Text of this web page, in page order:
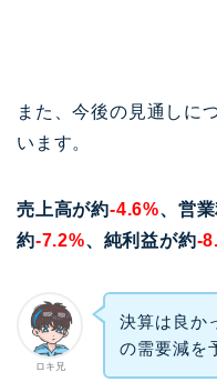
また、今後の見通しに
います。
売上高が約-4.6%、営
約-7.2%、純利益が約-
ロキ兄
決算は良か
の需要減を